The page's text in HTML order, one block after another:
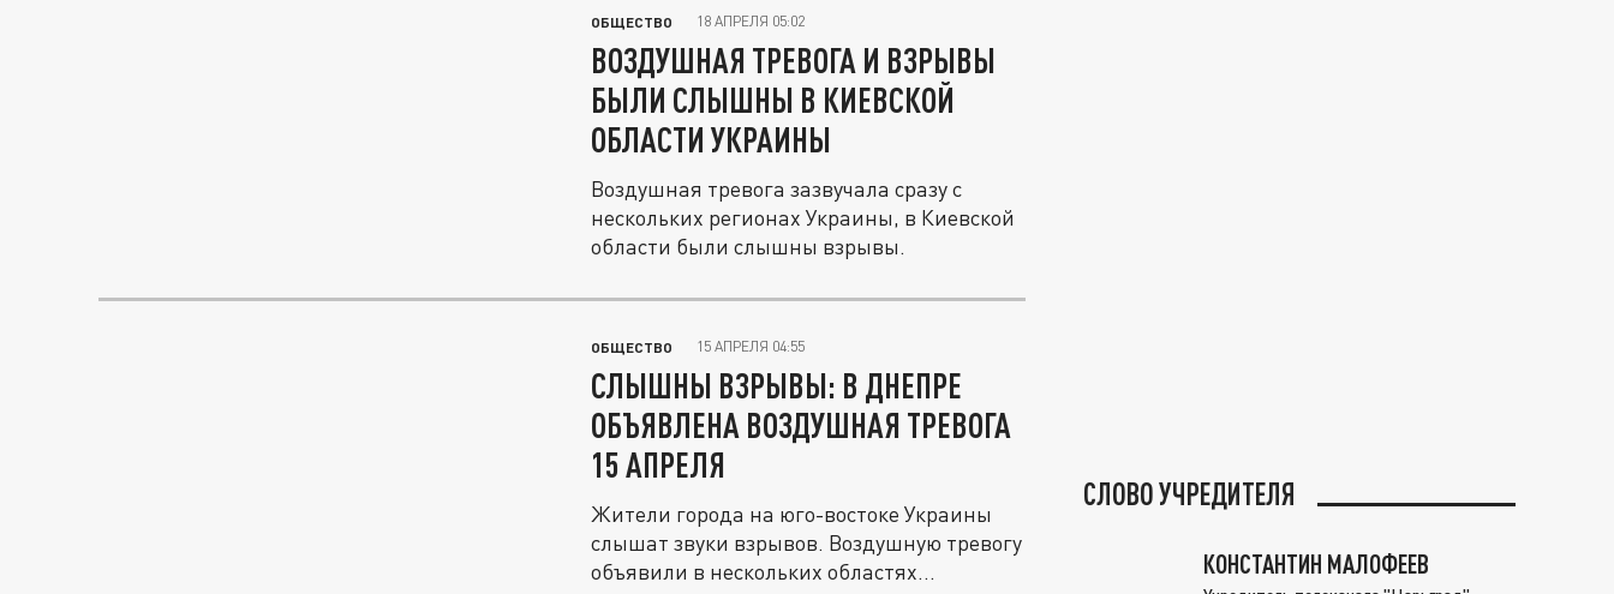
ОБЩЕСТВО 18 АПРЕЛЯ 05:02
ВОЗДУШНАЯ ТРЕВОГА И ВЗРЫВЫ
БЫЛИ СЛЫШНЫ В КИЕВСКОЙ
ОБЛАСТИ УКРАИНЫ
Воздушная тревога зазвучала сразу с
нескольких регионах Украины, в Киевской
области были слышны взрывы.
ОБЩЕСТВО 15 АПРЕЛЯ 04:55
СЛЫШНЫ ВЗРЫВЫ: В ДНЕПРЕ
ОБЪЯВЛЕНА ВОЗДУШНАЯ ТРЕВОГА
15 АПРЕЛЯ
Жители города на юго-востоке Украины
слышат звуки взрывов. Воздушную тревогу
объявили в нескольких областях...
СЛОВО УЧРЕДИТЕЛЯ
КОНСТАНТИН МАЛОФЕЕВ